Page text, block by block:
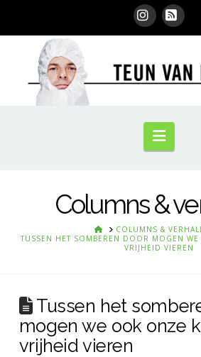
RSS
Columns &
HOMECOLUMNS &
TUSSEN HET SOMBEREN DOOR MOGEN WE
VRIJHEID VIEREN
Tussen het
mogen we ook onze
vrijheid vieren